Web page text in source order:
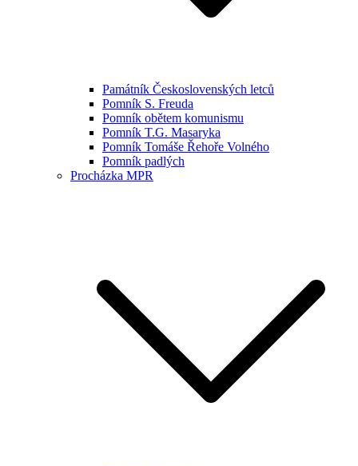
Památník Československých letců
Pomník S. Freuda
Pomník obětem komunismu
Pomník T.G. Masaryka
Pomník Tomáše Řehoře Volného
Pomník padlých
Procházka MPR